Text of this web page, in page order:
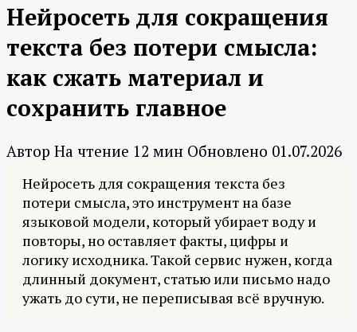
Нейросеть для сокращения
текста без потери смысла:
как сжать материал и
сохранить главное
Автор На чтение 12 мин Обновлено 01.07.2026
Нейросеть для сокращения текста без
потери смысла, это инструмент на базе
языковой модели, который убирает воду и
повторы, но оставляет факты, цифры и
логику исходника. Такой сервис нужен, когда
длинный документ, статью или письмо надо
ужать до сути, не переписывая всё вручную.